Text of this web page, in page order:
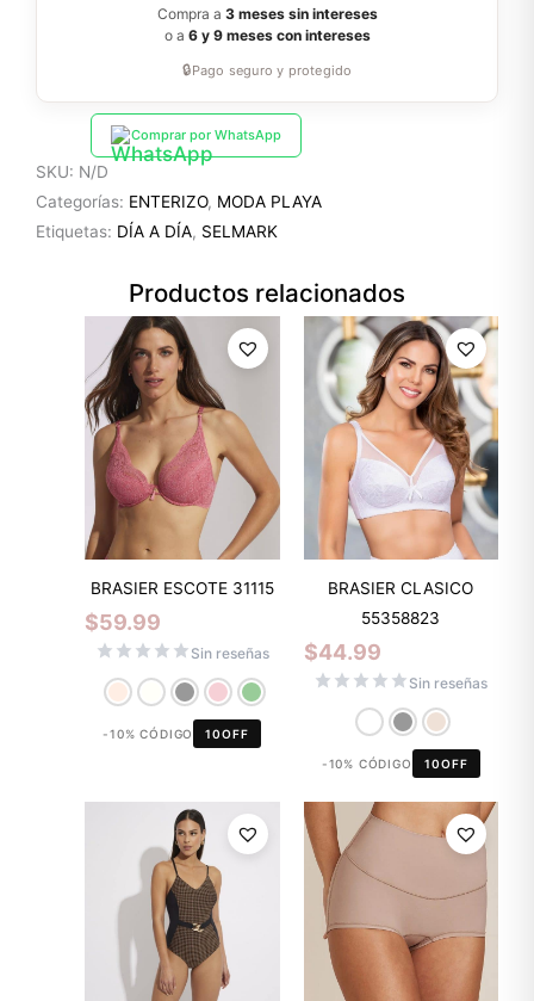
Compra a 3 meses sin intereses
o a 6 y 9 meses con intereses
🔒Pago seguro y protegido
Comprar por WhatsApp
SKU: N/D
Categorías: ENTERIZO, MODA PLAYA
Etiquetas: DÍA A DÍA, SELMARK
Productos relacionados
BRASIER ESCOTE 31115
$59.99
Sin reseñas
-10% CÓDIGO 10OFF
BRASIER CLASICO
55358823
$44.99
Sin reseñas
-10% CÓDIGO 10OFF